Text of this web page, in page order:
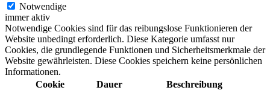
Notwendige
immer aktiv
Notwendige Cookies sind für das reibungslose Funktionieren der
Website unbedingt erforderlich. Diese Kategorie umfasst nur
Cookies, die grundlegende Funktionen und Sicherheitsmerkmale der
Website gewährleisten. Diese Cookies speichern keine persönlichen
Informationen.
Cookie
Dauer Beschreibung